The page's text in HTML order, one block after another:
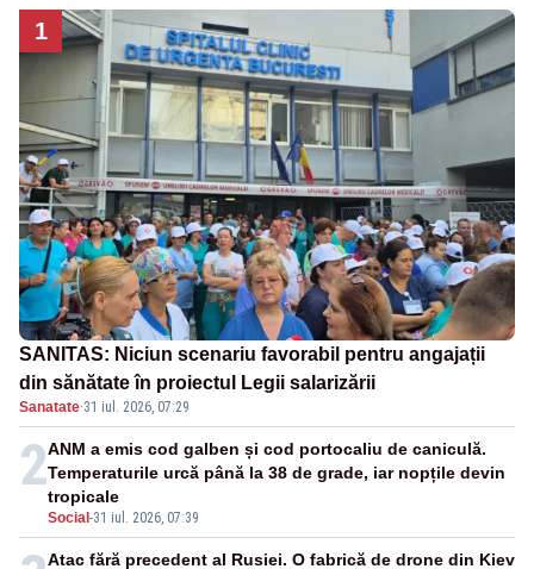
1
SANITAS: Niciun scenariu favorabil pentru angajații
din sănătate în proiectul Legii salarizării
Sanatate·31 iul. 2026, 07:29
2
Social-31 iul. 2026, 07:39
ANM a emis cod galben și cod portocaliu de caniculă.
Temperaturile urcă până la 38 de grade, iar nopțile devin
tropicale
Atac fără precedent al Rusiei. O fabrică de drone din Kiev